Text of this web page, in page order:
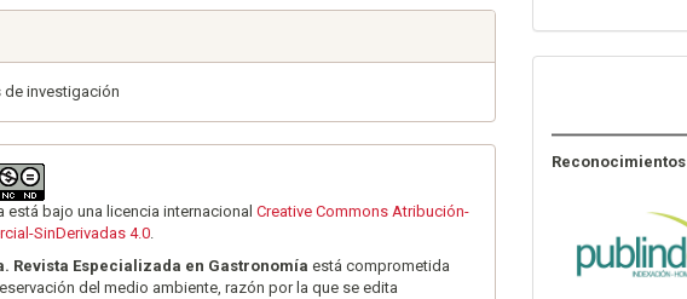
de investigación
está bajo una licencia internacionalCreative Commons Atribución-
SinDerivadas 4.0.
Revista Especializada en Gastronomía está comprometida
del medio ambiente, razón por la que se edita
Reconocimientos